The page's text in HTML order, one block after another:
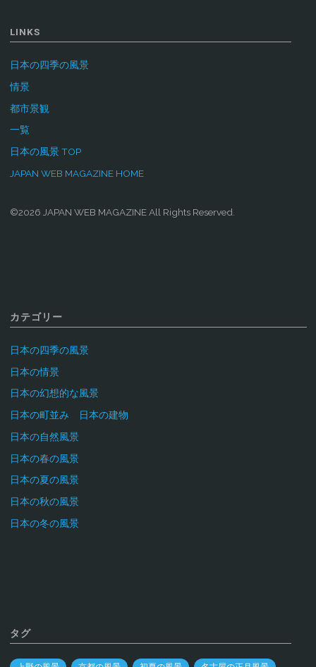
LINKS
日本の四季の風景
情景
都市景観
一覧
日本の風景 TOP
JAPAN WEB MAGAZINE HOME
©2026 JAPAN WEB MAGAZINE All Rights Reserved.
カテゴリー
日本の四季の風景
日本の情景
日本の幻想的な風景
日本の町並み 日本の建物
日本の自然風景
日本の春の風景
日本の夏の風景
日本の秋の風景
日本の冬の風景
タグ